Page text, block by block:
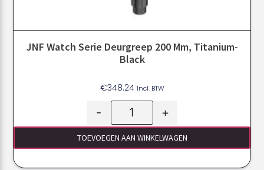
JNF Watch Serie Deurgreep 200 Mm, Titanium-
Black
€348.24 Incl. BTW
- +
TOEVOEGEN AAN WINKELWAGEN